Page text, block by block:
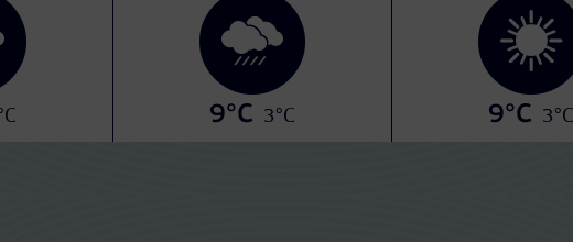
9°C 3°C 9°C 3°C